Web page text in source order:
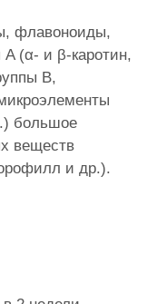
флавоноиды,
(α- и β-каротин,
В,
большое
веществ
и др.).